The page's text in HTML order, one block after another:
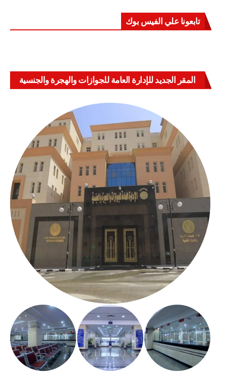
تابعونا علي الفيس بوك
المقر الجديد للإدارة العامة للجوازات والهجرة والجنسية